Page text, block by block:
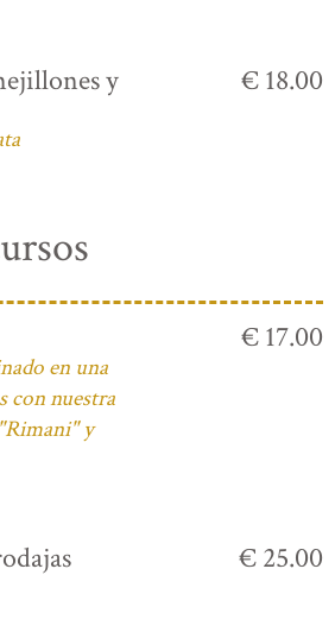
y € 18.00
en una
con nuestra
y
€ 17.00
€ 25.00